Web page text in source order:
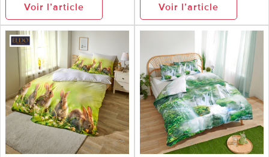
Voir l’article Voir l’article